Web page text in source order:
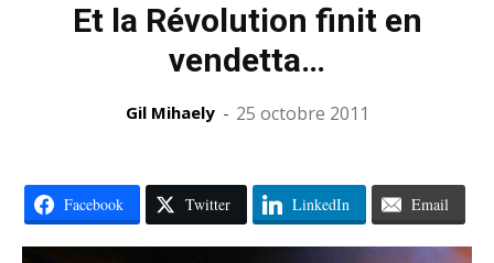
Et la Révolution finit en
vendetta…
Gil Mihaely - 25 octobre 2011
Facebook Twitter LinkedIn Email